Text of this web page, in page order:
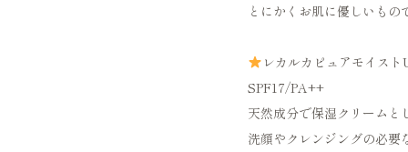
とにかくお肌に優しいも
レカルカピュアモイス
SPF17/PA++
天然成分で保湿クリームと
洗顔やクレンジングの必要